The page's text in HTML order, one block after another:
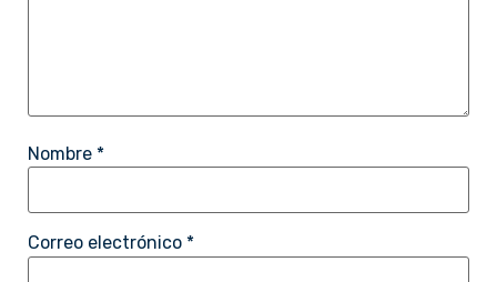
Nombre *
Correo electrónico *